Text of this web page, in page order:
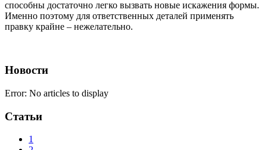
способны достаточно легко вызвать новые искажения формы.
Именно поэтому для ответственных деталей применять
правку крайне – нежелательно.
Новости
Error: No articles to display
Статьи
1